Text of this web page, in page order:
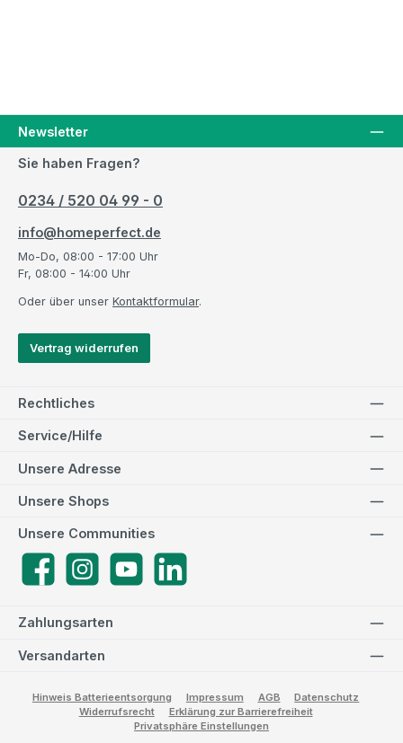
Newsletter
Sie haben Fragen?
0234 / 520 04 99 - 0
info@homeperfect.de
Mo-Do, 08:00 - 17:00 Uhr
Fr, 08:00 - 14:00 Uhr
Oder über unser Kontaktformular.
Vertrag widerrufen
Rechtliches
Service/Hilfe
Zahlungsarten
Versandarten
Unsere Adresse
Unsere Communities
FacebookInstagramYouTube
Unsere Shops
Hinweis Batterieentsorgung Impressum AGB
Datenschutz
Widerrufsrecht
Erklärung zur Barrierefreiheit
Privatsphäre Einstellungen